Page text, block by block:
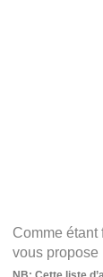
Comme étant
vous propose